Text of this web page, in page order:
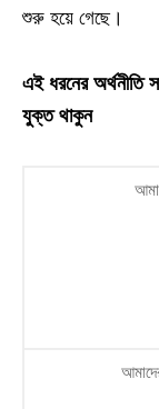
শুরু হয়ে গেছে।
এই ধরনের অর্থনীতি
যুক্ত থাকুন